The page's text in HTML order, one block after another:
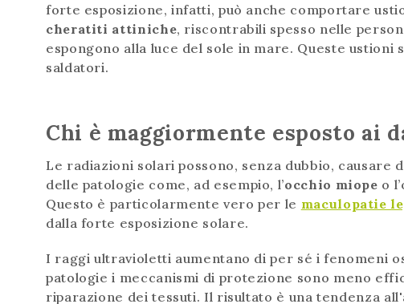
forte esposizione, infatti, può anche comportare
cheratiti attiniche, riscontrabili spesso nelle
espongono alla luce del sole in mare. Queste
saldatori.
Chi è maggiormente esposto ai
Le radiazioni solari possono, senza dubbio, causare
delle patologie come, ad esempio, l’occhio miope o
Questo è particolarmente vero per le maculopatie
dalla forte esposizione solare.
I raggi ultravioletti aumentano di per sé i fenomeni
patologie i meccanismi di protezione sono meno
riparazione dei tessuti. Il risultato è una tendenza